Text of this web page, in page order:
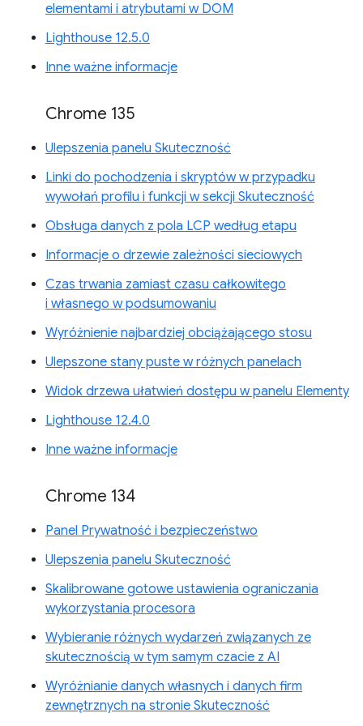
elementami i atrybutami w DOM
Lighthouse 12.5.0
Inne ważne informacje
Chrome 135
Ulepszenia panelu Skuteczność
Linki do pochodzenia i skryptów w przypadku
wywołań profilu i funkcji w sekcji Skuteczność
Obsługa danych z pola LCP według etapu
Informacje o drzewie zależności sieciowych
Czas trwania zamiast czasu całkowitego
i własnego w podsumowaniu
Wyróżnienie najbardziej obciążającego stosu
Ulepszone stany puste w różnych panelach
Widok drzewa ułatwień dostępu w panelu Elementy
Lighthouse 12.4.0
Inne ważne informacje
Chrome 134
Panel Prywatność i bezpieczeństwo
Ulepszenia panelu Skuteczność
Skalibrowane gotowe ustawienia ograniczania
wykorzystania procesora
Wybieranie różnych wydarzeń związanych ze
skutecznością w tym samym czacie z AI
Wyróżnianie danych własnych i danych firm
zewnętrznych na stronie Skuteczność